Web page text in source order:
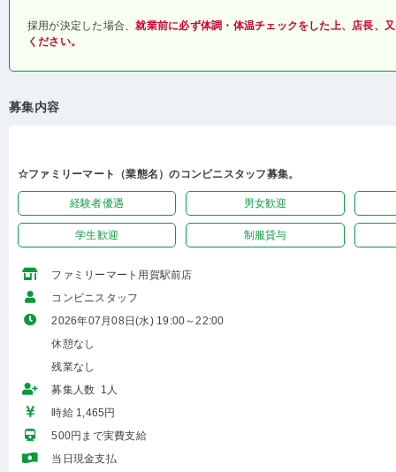
採用が決定した場合、就業前に必ず体調・体温チェックをした上、店長、
ください。
募集内容
☆ファミリーマート（業態名）のコンビニスタッフ募集。
経験者優遇 男女歓迎
学生歓迎 制服貸与
ファミリーマート用賀駅前店
コンビニスタッフ
2026年07月08日(水) 19:00～22:00
休憩なし
残業なし
募集人数 1人
時給 1,465円
500円まで実費支給
当日現金支払